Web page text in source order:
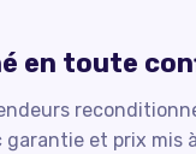
en toute
et prix mis